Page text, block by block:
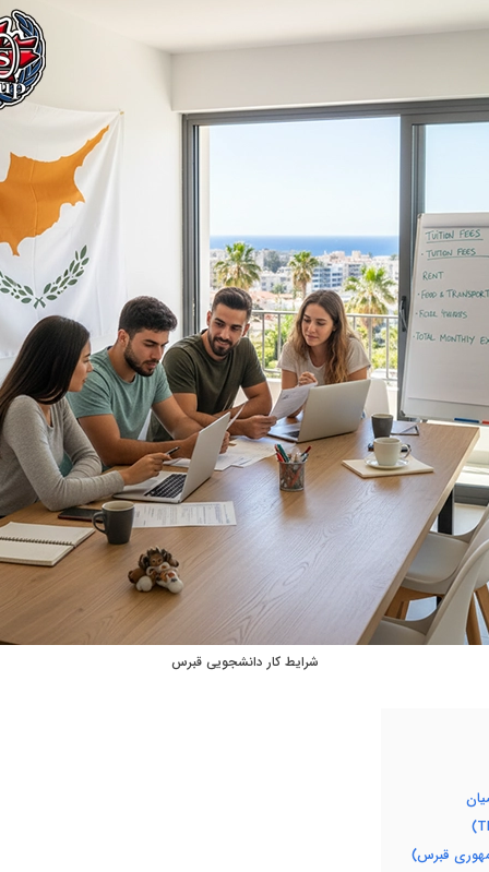
شرایط کار دانشجویی قبرس
قبرس)